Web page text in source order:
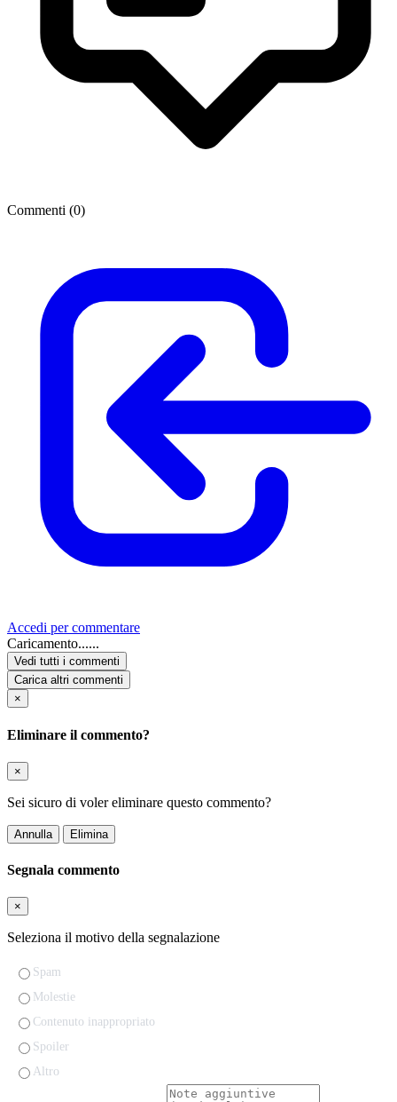
Commenti (0)
Accedi per commentare
Caricamento......
Vedi tutti i commenti
Carica altri commenti
×
Eliminare il commento?
×
Sei sicuro di voler eliminare questo commento?
Annulla Elimina
Segnala commento
×
Seleziona il motivo della segnalazione
Spam
Molestie
Contenuto inappropriato
Spoiler
Altro